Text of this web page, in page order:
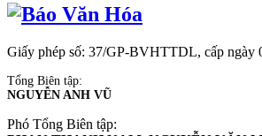
Giấy phép số: 37/GP-BVHTTDL, cấp ngày
Tổng Biên tập:
NGUYỄN ANH VŨ
Phó Tổng Biên tập: